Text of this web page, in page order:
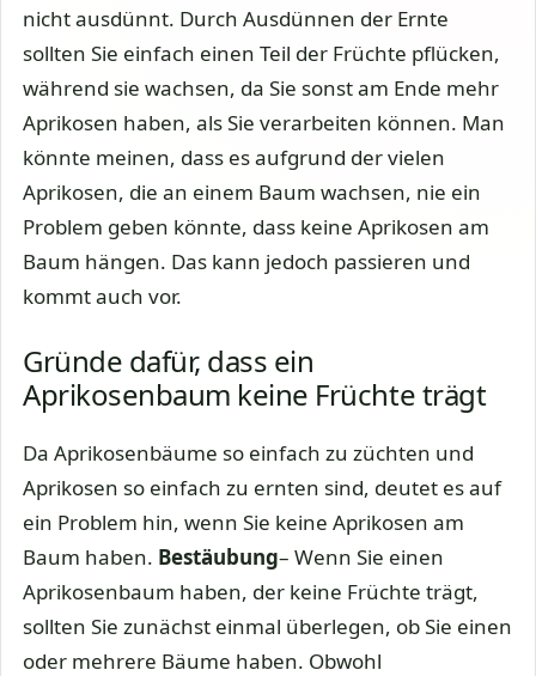
nicht ausdünnt. Durch Ausdünnen der Ernte
sollten Sie einfach einen Teil der Früchte pflücken,
während sie wachsen, da Sie sonst am Ende mehr
Aprikosen haben, als Sie verarbeiten können. Man
könnte meinen, dass es aufgrund der vielen
Aprikosen, die an einem Baum wachsen, nie ein
Problem geben könnte, dass keine Aprikosen am
Baum hängen. Das kann jedoch passieren und
kommt auch vor.
Gründe dafür, dass ein
Aprikosenbaum keine Früchte trägt
Da Aprikosenbäume so einfach zu züchten und
Aprikosen so einfach zu ernten sind, deutet es auf
ein Problem hin, wenn Sie keine Aprikosen am
Baum haben. Bestäubung– Wenn Sie einen
Aprikosenbaum haben, der keine Früchte trägt,
sollten Sie zunächst einmal überlegen, ob Sie einen
oder mehrere Bäume haben. Obwohl